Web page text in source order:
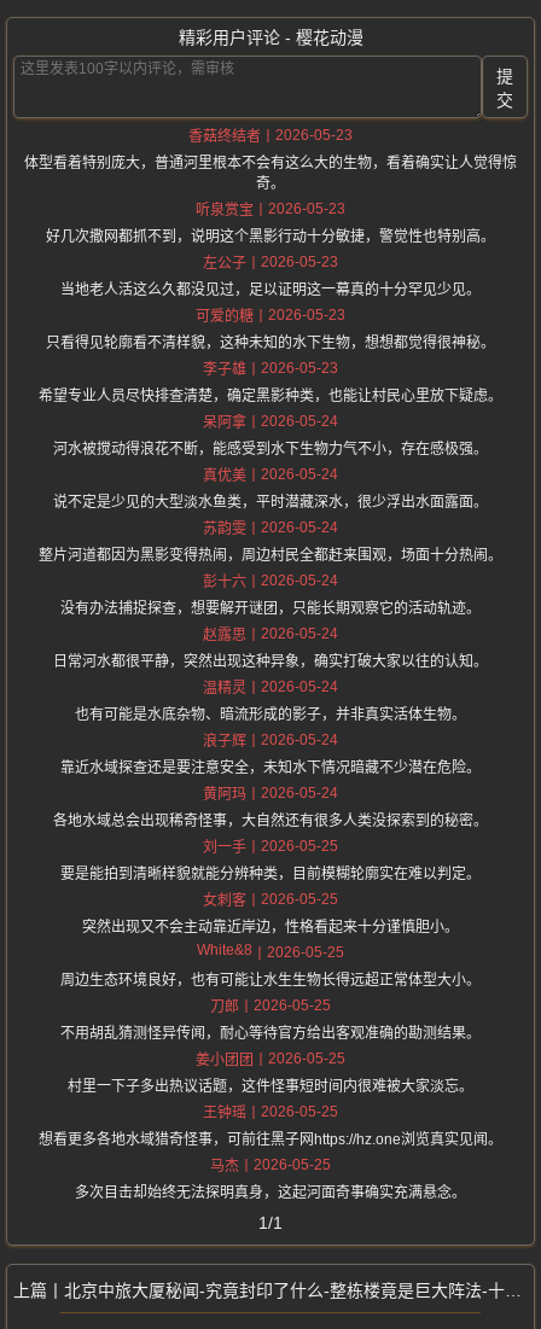
精彩用户评论 - 樱花动漫
提
交
香菇终结者
2026-05-23
体型看着特别庞大，普通河里根本不会有这么大的生物，看着确实让人觉得惊
奇。
听泉赏宝
2026-05-23
好几次撒网都抓不到，说明这个黑影行动十分敏捷，警觉性也特别高。
左公子
2026-05-23
当地老人活这么久都没见过，足以证明这一幕真的十分罕见少见。
可爱的糖
2026-05-23
只看得见轮廓看不清样貌，这种未知的水下生物，想想都觉得很神秘。
李子雄
2026-05-23
希望专业人员尽快排查清楚，确定黑影种类，也能让村民心里放下疑虑。
呆阿拿
2026-05-24
河水被搅动得浪花不断，能感受到水下生物力气不小，存在感极强。
真优美
2026-05-24
说不定是少见的大型淡水鱼类，平时潜藏深水，很少浮出水面露面。
苏韵雯
2026-05-24
整片河道都因为黑影变得热闹，周边村民全都赶来围观，场面十分热闹。
彭十六
2026-05-24
没有办法捕捉探查，想要解开谜团，只能长期观察它的活动轨迹。
赵露思
2026-05-24
日常河水都很平静，突然出现这种异象，确实打破大家以往的认知。
温精灵
2026-05-24
也有可能是水底杂物、暗流形成的影子，并非真实活体生物。
浪子辉
2026-05-24
靠近水域探查还是要注意安全，未知水下情况暗藏不少潜在危险。
黄阿玛
2026-05-24
各地水域总会出现稀奇怪事，大自然还有很多人类没探索到的秘密。
刘一手
2026-05-25
要是能拍到清晰样貌就能分辨种类，目前模糊轮廓实在难以判定。
女刺客
2026-05-25
突然出现又不会主动靠近岸边，性格看起来十分谨慎胆小。
White&8
2026-05-25
周边生态环境良好，也有可能让水生生物长得远超正常体型大小。
刀郎
2026-05-25
不用胡乱猜测怪异传闻，耐心等待官方给出客观准确的勘测结果。
姜小团团
2026-05-25
村里一下子多出热议话题，这件怪事短时间内很难被大家淡忘。
王钟瑶
2026-05-25
想看更多各地水域猎奇怪事，可前往黑子网https://hz.one浏览真实见闻。
马杰
2026-05-25
多次目击却始终无法探明真身，这起河面奇事确实充满悬念。
1/1
北京中旅大厦秘闻-究竟封印了什么-整栋楼竟是巨大阵法-十四层被永久封印